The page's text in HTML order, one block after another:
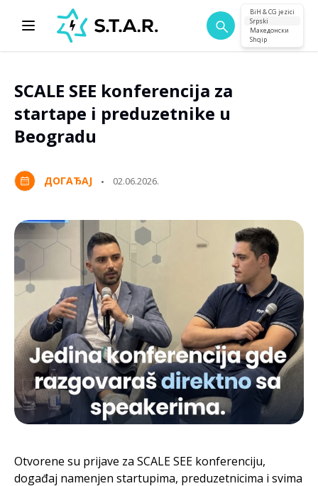
BiH & CG jezici
Srpski
Македонски
Shqip
SCALE SEE konferencija za
startape i preduzetnike u
Beogradu
ДОГАЂАЈ 02.06.2026.
Otvorene su prijave za SCALE SEE konferenciju,
događaj namenjen startupima, preduzetnicima i svima